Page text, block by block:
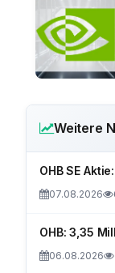
Weitere
OHB SE
07.08.2026
OHB: 3,35
06.08.2026